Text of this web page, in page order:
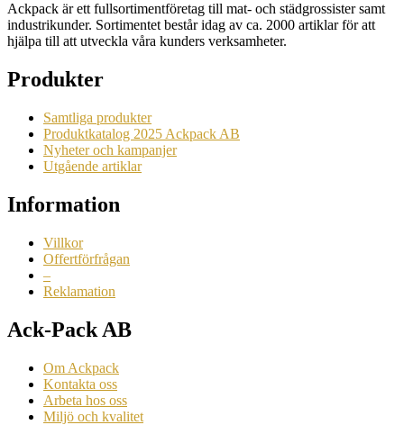
Ackpack är ett fullsortimentföretag till mat- och städgrossister samt
industrikunder. Sortimentet består idag av ca. 2000 artiklar för att
hjälpa till att utveckla våra kunders verksamheter.
Produkter
Samtliga produkter
Produktkatalog 2025 Ackpack AB
Nyheter och kampanjer
Utgående artiklar
Information
Villkor
Offertförfrågan
–
Reklamation
Ack-Pack AB
Om Ackpack
Kontakta oss
Arbeta hos oss
Miljö och kvalitet